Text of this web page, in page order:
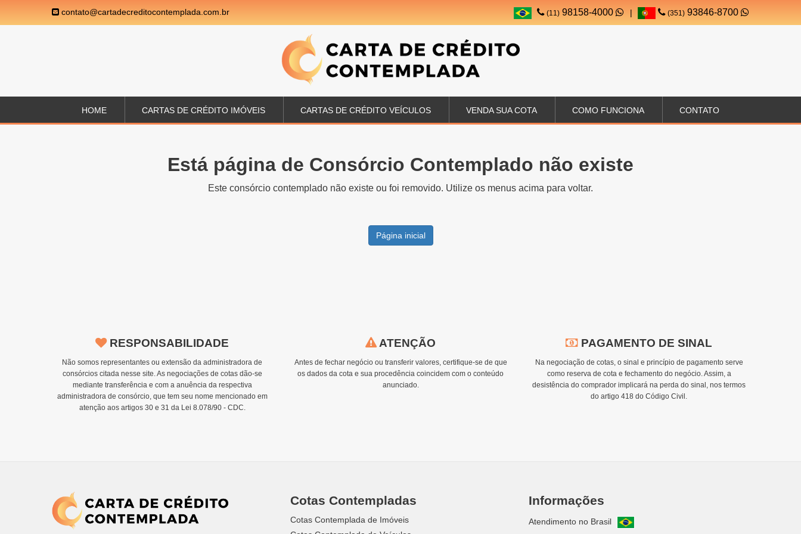
contato@cartadecreditocontemplada.com.br | (351) 93846-8700
(11) 98158-4000
HOME CARTAS DE CRÉDITO IMÓVEIS CARTAS DE CRÉDITO VEÍCULOS VENDA SUA COTA COMO FUNCIONA CONTATO
Está página de Consórcio Contemplado não existe
Este consórcio contemplado não existe ou foi removido. Utilize os menus acima para voltar.
Página inicial
RESPONSABILIDADE
Não somos representantes ou extensão da administradora de
consórcios citada nesse site. As negociações de cotas dão-se
mediante transferência e com a anuência da respectiva
administradora de consórcio, que tem seu nome mencionado em
atenção aos artigos 30 e 31 da Lei 8.078/90 - CDC.
ATENÇÃO
Antes de fechar negócio ou transferir valores, certifique-se de que
os dados da cota e sua procedência coincidem com o conteúdo
anunciado.
PAGAMENTO DE SINAL
Na negociação de cotas, o sinal e princípio de pagamento serve
como reserva de cota e fechamento do negócio. Assim, a
desistência do comprador implicará na perda do sinal, nos termos
do artigo 418 do Código Civil.
Cotas Contempladas
Cotas Contemplada de Imóveis
Informações
Atendimento no Brasil